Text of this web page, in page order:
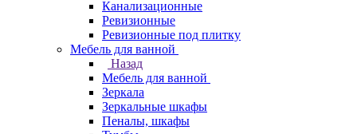
Канализационные
Ревизионные
Ревизионные под плитку
Мебель для ванной
Назад
Мебель для ванной
Зеркала
Зеркальные шкафы
Пеналы, шкафы